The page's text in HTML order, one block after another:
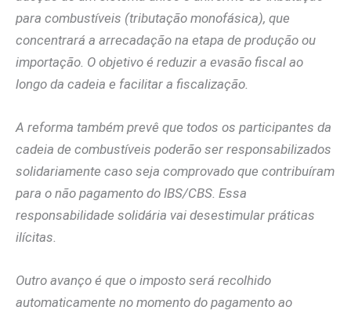
para combustíveis (tributação monofásica), que
concentrará a arrecadação na etapa de produção ou
importação. O objetivo é reduzir a evasão fiscal ao
longo da cadeia e facilitar a fiscalização.
A reforma também prevê que todos os participantes da
cadeia de combustíveis poderão ser responsabilizados
solidariamente caso seja comprovado que contribuíram
para o não pagamento do IBS/CBS. Essa
responsabilidade solidária vai desestimular práticas
ilícitas.
Outro avanço é que o imposto será recolhido
automaticamente no momento do pagamento ao